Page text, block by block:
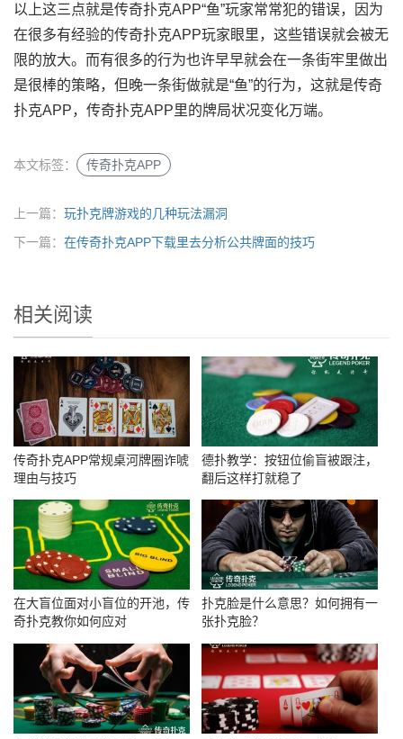
以上这三点就是传奇扑克APP“鱼”玩家常常犯的错误，因为
在很多有经验的传奇扑克APP玩家眼里，这些错误就会被无
限的放大。而有很多的行为也许早早就会在一条街牢里做出
是很棒的策略，但晚一条街做就是“鱼”的行为，这就是传奇
扑克APP，传奇扑克APP里的牌局状况变化万端。
本文标签： 传奇扑克APP
上一篇： 玩扑克牌游戏的几种玩法漏洞
下一篇： 在传奇扑克APP下载里去分析公共牌面的技巧
相关阅读
传奇扑克APP常规桌河牌圈诈唬
理由与技巧
德扑教学：按钮位偷盲被跟注，
翻后这样打就稳了
在大盲位面对小盲位的开池，传
奇扑克教你如何应对
扑克脸是什么意思？如何拥有一
张扑克脸？